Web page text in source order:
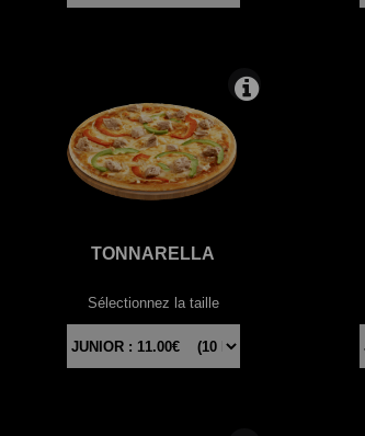
TONNARELLA
Sélectionnez la taille